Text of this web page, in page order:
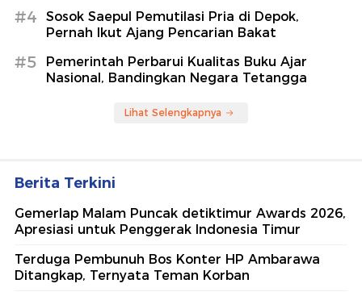
#4
Sosok Saepul Pemutilasi Pria di Depok,
Pernah Ikut Ajang Pencarian Bakat
#5
Pemerintah Perbarui Kualitas Buku Ajar
Nasional, Bandingkan Negara Tetangga
Lihat Selengkapnya
Berita Terkini
Gemerlap Malam Puncak detiktimur Awards 2026,
Apresiasi untuk Penggerak Indonesia Timur
Terduga Pembunuh Bos Konter HP Ambarawa
Ditangkap, Ternyata Teman Korban